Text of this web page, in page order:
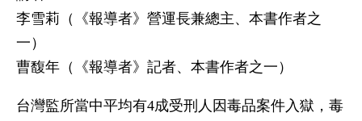
李雪莉（《報導者》營運長兼總主、本書作者之
一）
曹馥年（《報導者》記者、本書作者之一）
台灣監所當中平均有4成受刑人因毒品案件入獄，毒